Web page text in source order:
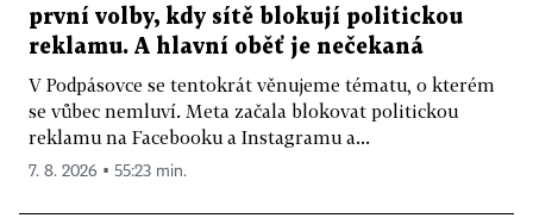
první volby, kdy sítě blokují politickou
reklamu. A hlavní oběť je nečekaná
V Podpásovce se tentokrát věnujeme tématu, o kterém
se vůbec nemluví. Meta začala blokovat politickou
reklamu na Facebooku a Instagramu a...
7. 8. 2026 ▪ 55:23 min.